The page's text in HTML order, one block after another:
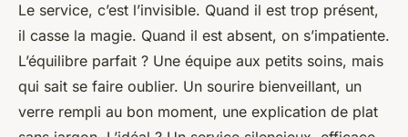
Le service, c’est l’invisible. Quand il est trop présent,
il casse la magie. Quand il est absent, on s’impatiente.
L’équilibre parfait ? Une équipe aux petits soins, mais
qui sait se faire oublier. Un sourire bienveillant, un
verre rempli au bon moment, une explication de plat